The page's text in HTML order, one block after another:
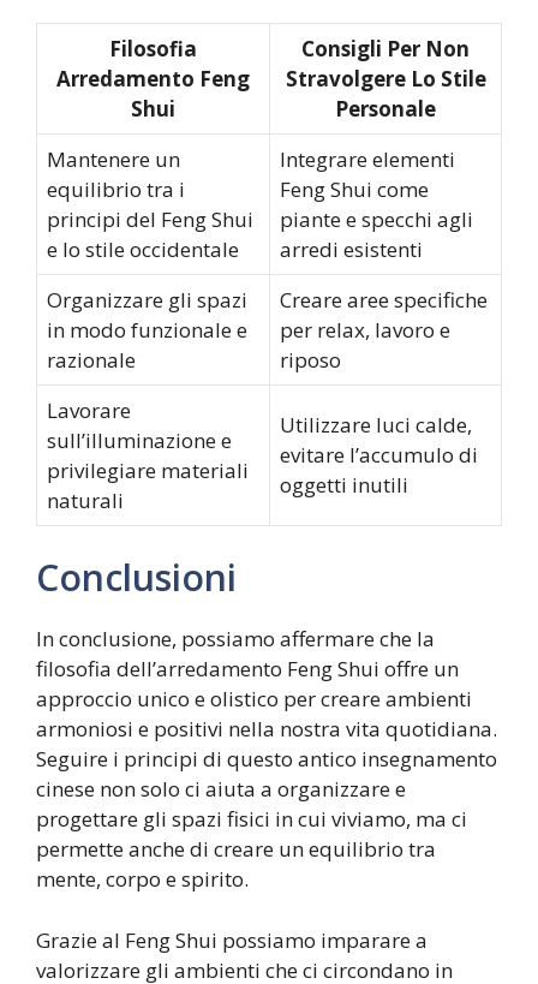
Filosofia
Arredamento Feng
Shui
Consigli Per Non
Stravolgere Lo Stile
Personale
Mantenere un
equilibrio tra i
principi del Feng Shui
e lo stile occidentale
Integrare elementi
Feng Shui come
piante e specchi agli
arredi esistenti
Organizzare gli spazi
in modo funzionale e
razionale
Creare aree specifiche
per relax, lavoro e
riposo
Lavorare
sull’illuminazione e
privilegiare materiali
naturali
Utilizzare luci calde,
evitare l’accumulo di
oggetti inutili
Conclusioni
In conclusione, possiamo affermare che la
filosofia dell’arredamento Feng Shui offre un
approccio unico e olistico per creare ambienti
armoniosi e positivi nella nostra vita quotidiana.
Seguire i principi di questo antico insegnamento
cinese non solo ci aiuta a organizzare e
progettare gli spazi fisici in cui viviamo, ma ci
permette anche di creare un equilibrio tra
mente, corpo e spirito.
Grazie al Feng Shui possiamo imparare a
valorizzare gli ambienti che ci circondano in